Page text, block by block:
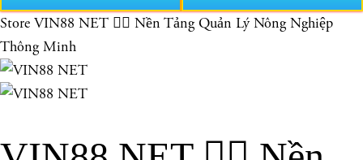
e
n
u
Store VIN88 NET 🦸‍♀️ Nền Tảng Quản Lý Nông Nghiệp
Thông Minh